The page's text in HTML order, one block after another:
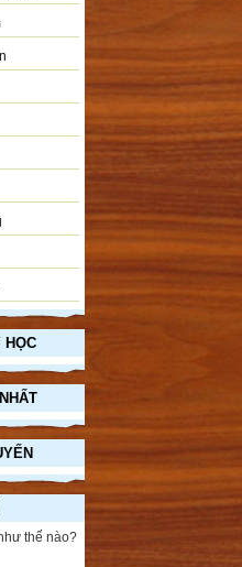
HỌC
thế nào?